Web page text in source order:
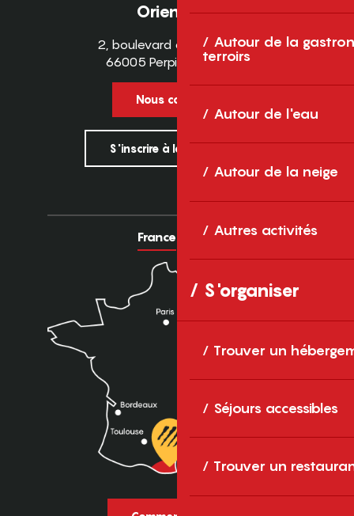
Autour de la
terroirs
Autour de l'eau
Autour de la neige
Autres activités
S'organiser
Trouver un
Séjours accessibles
Trouver un
Orientales
2, boulevard des Pyrénées
66005 Perpignan Cedex
Nous contacter
S'inscrire à la newsletter
France Europe